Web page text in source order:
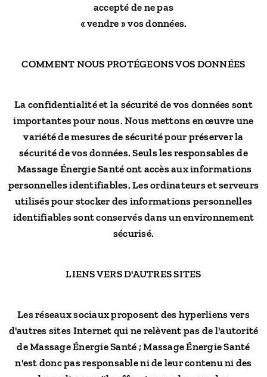
accepté de ne pas
« vendre » vos données.
COMMENT NOUS PROTÉGEONS VOS DONNÉES
La confidentialité et la sécurité de vos données sont
importantes pour nous. Nous mettons en œuvre une
variété de mesures de sécurité pour préserver la
sécurité de vos données. Seuls les responsables de
Massage Énergie Santé ont accès aux informations
personnelles identifiables. Les ordinateurs et serveurs
utilisés pour stocker des informations personnelles
identifiables sont conservés dans un environnement
sécurisé.
LIENS VERS D'AUTRES SITES
Les réseaux sociaux proposent des hyperliens vers
d'autres sites Internet qui ne relèvent pas de l'autorité
de Massage Énergie Santé ; Massage Énergie Santé
n'est donc pas responsable ni de leur contenu ni des